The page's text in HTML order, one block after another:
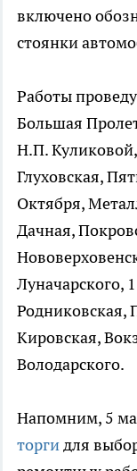
включено
стоянки
Работы
Большая
Н.П.
Глуховская,
Октября,
Дачная,
Луначарского,
Родниковская,
Кировская,
Володарского.
Напомним, 5
торгидля